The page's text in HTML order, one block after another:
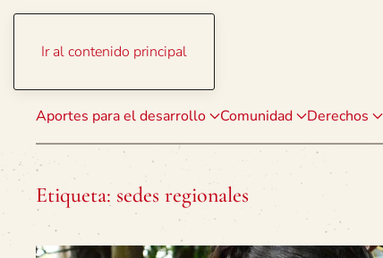
Ir al contenido principal
Aportes para el desarrollo Comunidad Derechos
Etiqueta: sedes regionales